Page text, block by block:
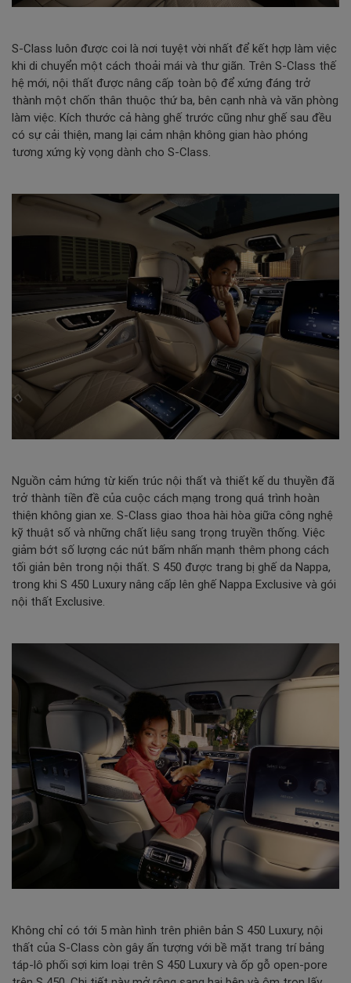
S-Class luôn được coi là nơi tuyệt vời nhất để kết hợp làm việc
khi di chuyển một cách thoải mái và thư giãn. Trên S-Class thế
hệ mới, nội thất được nâng cấp toàn bộ để xứng đáng trở
thành một chốn thân thuộc thứ ba, bên cạnh nhà và văn phòng
làm việc. Kích thước cả hàng ghế trước cũng như ghế sau đều
có sự cải thiện, mang lại cảm nhận không gian hào phóng
tương xứng kỳ vọng dành cho S-Class.
Nguồn cảm hứng từ kiến trúc nội thất và thiết kế du thuyền đã
trở thành tiền đề của cuộc cách mạng trong quá trình hoàn
thiện không gian xe. S-Class giao thoa hài hòa giữa công nghệ
kỹ thuật số và những chất liệu sang trọng truyền thống. Việc
giảm bớt số lượng các nút bấm nhấn mạnh thêm phong cách
tối giản bên trong nội thất. S 450 được trang bị ghế da Nappa,
trong khi S 450 Luxury nâng cấp lên ghế Nappa Exclusive và gói
nội thất Exclusive.
Không chỉ có tới 5 màn hình trên phiên bản S 450 Luxury, nội
thất của S-Class còn gây ấn tượng với bề mặt trang trí bảng
táp-lô phối sợi kim loại trên S 450 Luxury và ốp gỗ open-pore